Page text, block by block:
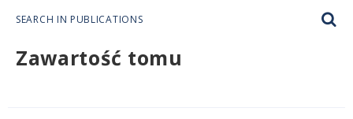
SEARCH IN PUBLICATIONS
Zawartość tomu